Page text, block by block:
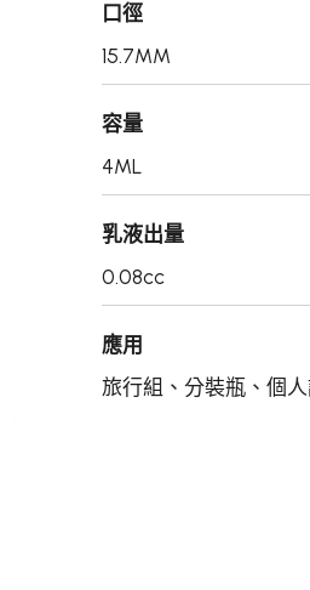
口徑
15.7MM
容量
4ML
乳液出量
0.08cc
應用
旅行組、分裝瓶、個